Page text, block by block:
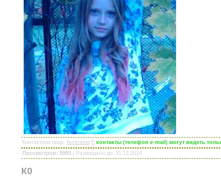
Контактное лицо: Ангелина E контакты (телефон e-mail) могут видеть
Просмотров: 8991 | Размещено до: 31.12.2014
К0